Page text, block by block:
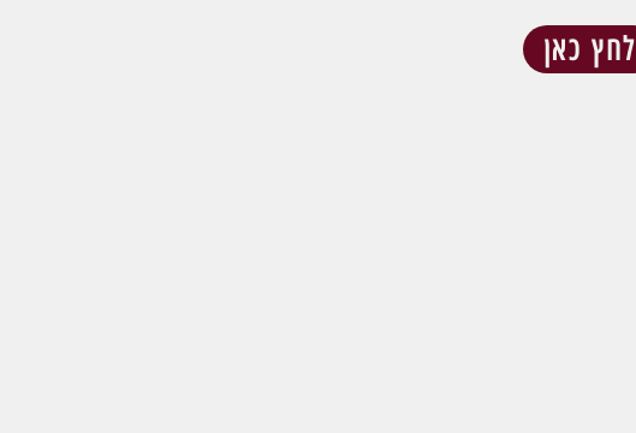
לחץ כאן